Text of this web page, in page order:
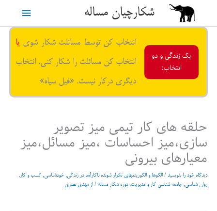
محتوا
شکارچیان مساله
فهرست
یک زندگی و دو
انتخاب:
انتخاب کن توسط مسائلت شکار شوی یا
انتخاب کن مسائلت را شکار کنی. انتخاب
دیگری درکار نیست. «فیل سیاه»
حلقه های کار تیمی میز تصویر
سازی،میز احساسات ،میز مسائل،میز
معیارهای بیرونی
دیدگاه‌ خود را بنویسید / الگوها و الگوریتمهای تکرار شونده ناکارآمد در زندگی, خودشناسی, کسب و کار,
روان شناسی, جامعه شناسی کار و مدیریت,دوره شکار مساله / از مهدی نصری